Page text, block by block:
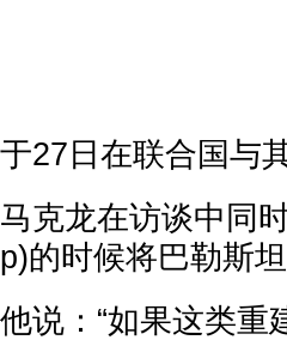
于27日在联合国与
马克龙在访谈中同
p)的时候将巴勒斯
他说：“如果这类重